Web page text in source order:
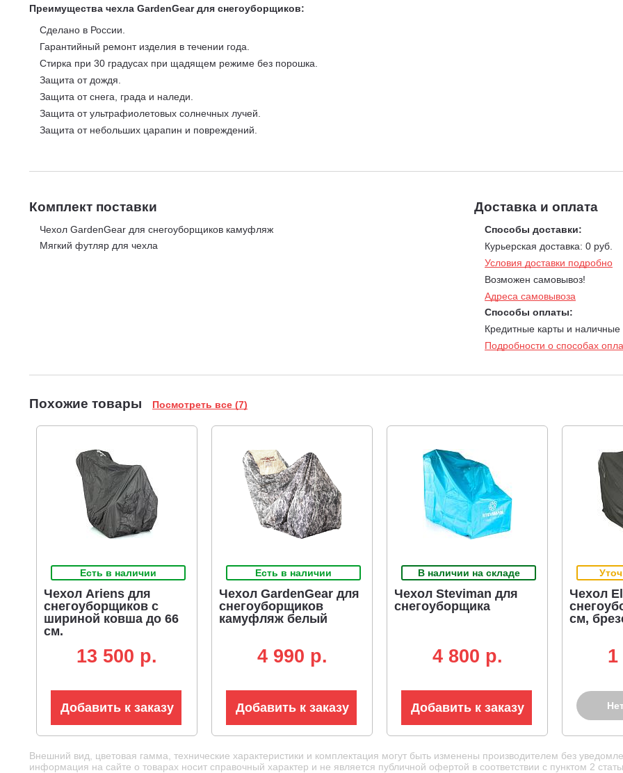
Преимущества чехла GardenGear для снегоуборщиков:
Сделано в России.
Гарантийный ремонт изделия в течении года.
Стирка при 30 градусах при щадящем режиме без порошка.
Защита от дождя.
Защита от снега, града и наледи.
Защита от ультрафиолетовых солнечных лучей.
Защита от небольших царапин и повреждений.
Комплект поставки
Чехол GardenGear для снегоуборщиков камуфляж
Мягкий футляр для чехла
Доставка и оплата
Способы доставки:
Курьерская доставка: 0 руб.
Условия доставки подробно
Возможен самовывоз!
Адреса самовывоза
Способы оплаты:
Кредитные карты и наличные
Подробности о способах
Похожие товары Посмотреть все (7)
Есть в наличии
Чехол Ariens для
снегоуборщиков с
шириной ковша до 66
см.
13 500 p.
Добавить к заказу
Есть в наличии
Чехол GardenGear для
снегоуборщиков
камуфляж белый
4 990 p.
Добавить к заказу
В наличии на складе
Чехол Steviman для
снегоуборщика
4 800 p.
Добавить к заказу
Чехол
см,
1
Внешний вид, цветовая гамма, технические характеристики и комплектация могут быть изменены производителем без
информация на сайте о товарах носит справочный характер и не является публичной офертой в соответствии с пунктом 2